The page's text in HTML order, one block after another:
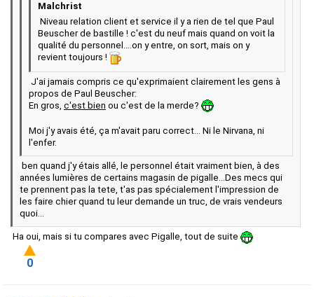
Malchrist
Niveau relation client et service il y a rien de tel que Paul
Beuscher de bastille ! c'est du neuf mais quand on voit la
qualité du personnel....on y entre, on sort, mais on y
revient toujours !
J'ai jamais compris ce qu'exprimaient clairement les gens à
propos de Paul Beuscher:
En gros, c'est bien ou c'est de la merde?
Moi j'y avais été, ça m'avait paru correct... Ni le Nirvana, ni
l'enfer.
ben quand j'y étais allé, le personnel était vraiment bien, à des
années lumières de certains magasin de pigalle...Des mecs qui
te prennent pas la tete, t'as pas spécialement l'impression de
les faire chier quand tu leur demande un truc, de vrais vendeurs
quoi...
Ha oui, mais si tu compares avec Pigalle, tout de suite
0